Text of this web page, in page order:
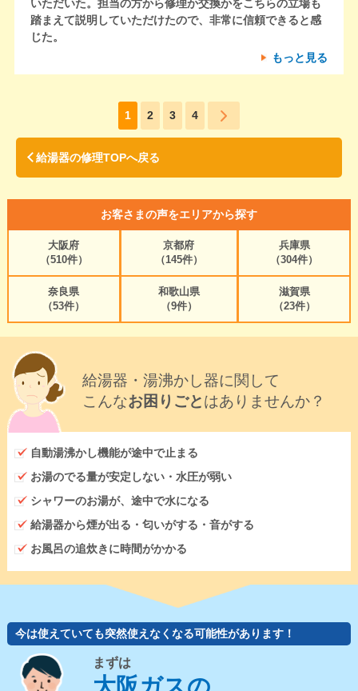
いただいた。担当の方から修理か交換かをこちらの立場も
踏まえて説明していただけたので、非常に信頼できると感
じた。
もっと見る
1 2 3 4
給湯器の修理TOPへ戻る
お客さまの声をエリアから探す
大阪府
（510件）
京都府
（145件）
兵庫県
（304件）
奈良県
（53件）
和歌山県
（9件）
滋賀県
（23件）
給湯器・湯沸かし器に関して
こんなお困りごとはありませんか？
自動湯沸かし機能が途中で止まる
お湯のでる量が安定しない・水圧が弱い
シャワーのお湯が、途中で水になる
給湯器から煙が出る・匂いがする・音がする
お風呂の追炊きに時間がかかる
今は使えていても突然使えなくなる可能性があります！
まずは